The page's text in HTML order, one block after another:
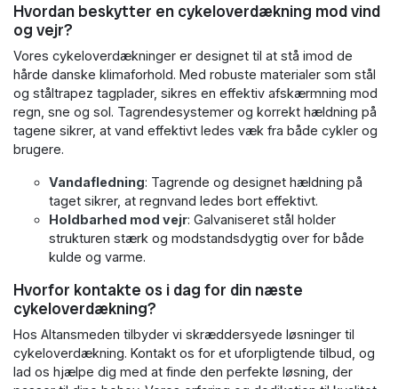
Hvordan beskytter en cykeloverdækning mod vind
og vejr?
Vores cykeloverdækninger er designet til at stå imod de
hårde danske klimaforhold. Med robuste materialer som stål
og ståltrapez tagplader, sikres en effektiv afskærmning mod
regn, sne og sol. Tagrendesystemer og korrekt hældning på
tagene sikrer, at vand effektivt ledes væk fra både cykler og
brugere.
Vandafledning: Tagrende og designet hældning på
taget sikrer, at regnvand ledes bort effektivt.
Holdbarhed mod vejr: Galvaniseret stål holder
strukturen stærk og modstandsdygtig over for både
kulde og varme.
Hvorfor kontakte os i dag for din næste
cykeloverdækning?
Hos Altansmeden tilbyder vi skræddersyede løsninger til
cykeloverdækning. Kontakt os for et uforpligtende tilbud, og
lad os hjælpe dig med at finde den perfekte løsning, der